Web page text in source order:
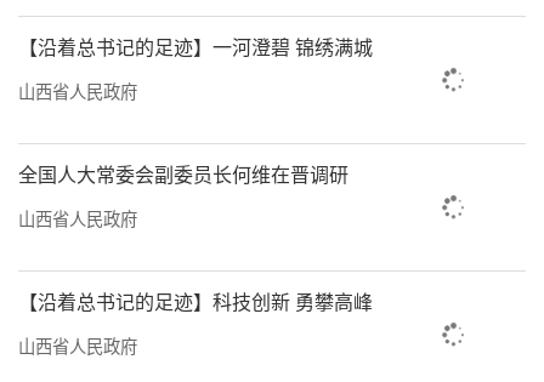
传承创新擦亮底色
“时间好像偏爱山西这片土地，于是在这
目，传承生生不息，时代把新的命题交给了我
们，如何保护好这些珍贵的遗产，山西一直在
非遗保护传承政策的不断完善、非遗保护
力度的不断加大、非遗传播影响力的不断增
【沿着总书记的足迹】一河澄碧 锦绣满城
山西省人民政府
全国人大常委会副委员长何维在晋调研
山西省人民政府
【沿着总书记的足迹】科技创新 勇攀高峰
山西省人民政府